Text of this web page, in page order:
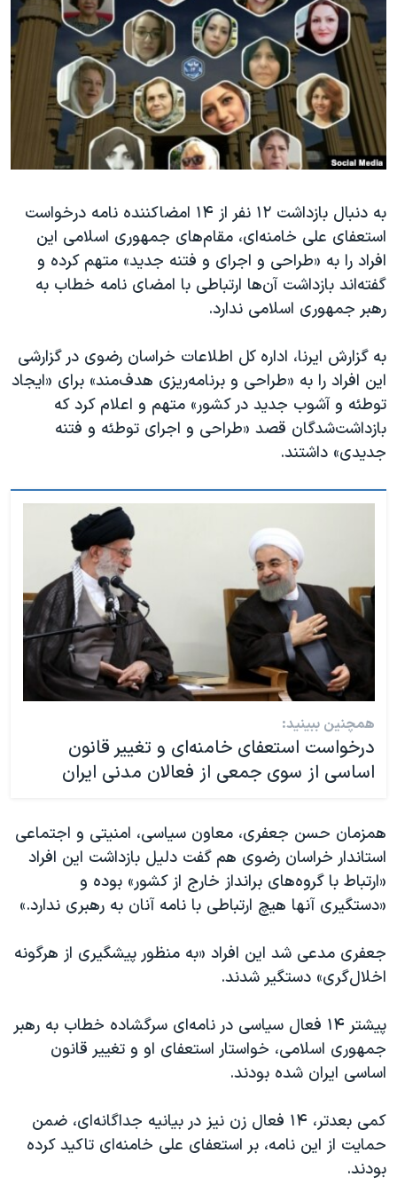
فرهنگ و زندگی
حقوق شهروندی
اقتصادی
علم و فناوری
اسرائیل در جنگ
آرشیو پخش زنده
مستندها
انتخابات ریاست جمهوری آمریکا ۲۰۲۴
حمله جمهوری اسلامی به اسرائیل
رمز مهسا
ورزش زنان در ایران
مجموعه مستندهای دادخواهی
تریبونال مردمی آبان ۹۸
دادگاه حمید نوری
چهل سال گروگان‌گیری
اعتراضات مردمی آبان ۹۸
اسرائیل در جنگ
نرگس محمدی برنده جایزه نوبل صلح
همایش محافظه‌کاران آمریکا «سی‌پک»
سفر پرزیدنت ترامپ به چین
دنبال کنید
زبانهای مختلف
به دنبال بازداشت ۱۲ نفر از ۱۴ امضاکننده نامه درخواست
استعفای علی خامنه‌ای، مقام‌های جمهوری اسلامی این
افراد را به «طراحی و اجرای و فتنه جدید» متهم کرده و
گفته‌اند بازداشت آن‌ها ارتباطی با امضای نامه خطاب به
رهبر جمهوری اسلامی ندارد.
به گزارش ایرنا، اداره کل اطلاعات خراسان رضوی در گزارشی
این افراد را به «طراحی و برنامه‌ریزی هدف‌مند» برای «ایجاد
توطئه و آشوب جدید در کشور» متهم و اعلام کرد که
بازداشت‌شدگان قصد «طراحی و اجرای توطئه و فتنه
جدیدی» داشتند.
همچنین ببینید:
درخواست استعفای خامنه‌ای و تغییر قانون
اساسی از سوی جمعی از فعالان مدنی ایران
همزمان حسن جعفری، معاون سیاسی، امنیتی و اجتماعی
استاندار خراسان رضوی هم گفت دلیل بازداشت این افراد
«ارتباط با گروه‌های برانداز خارج از کشور» بوده و
«دستگیری آنها هیچ ارتباطی با نامه آنان به رهبری ندارد.»
جعفری مدعی شد این افراد «به منظور پیشگیری از هرگونه
اخلال‌گری» دستگیر شدند.
پیشتر ۱۴ فعال سیاسی در نامه‌ای سرگشاده خطاب به رهبر
جمهوری اسلامی، خواستار استعفای او و تغییر قانون
اساسی ایران شده بودند.
کمی بعدتر، ۱۴ فعال زن نیز در بیانیه جداگانه‌ای، ضمن
حمایت از این نامه، بر استعفای علی خامنه‌ای تاکید کرده
بودند.